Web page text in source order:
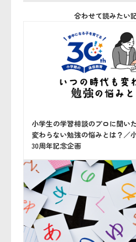
合わせて読みたい
小学生の学習相談のプロに聞い
変わらない勉強の悩みとは？／
30周年記念企画